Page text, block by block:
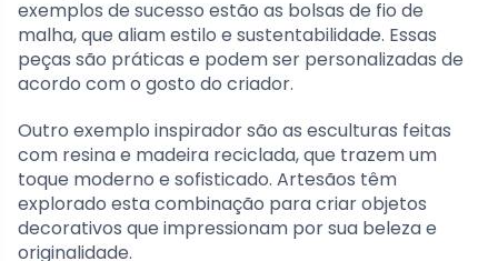
exemplos de sucesso estão as bolsas de fio de
malha, que aliam estilo e sustentabilidade. Essas
peças são práticas e podem ser personalizadas de
acordo com o gosto do criador.
Outro exemplo inspirador são as esculturas feitas
com resina e madeira reciclada, que trazem um
toque moderno e sofisticado. Artesãos têm
explorado esta combinação para criar objetos
decorativos que impressionam por sua beleza e
originalidade.